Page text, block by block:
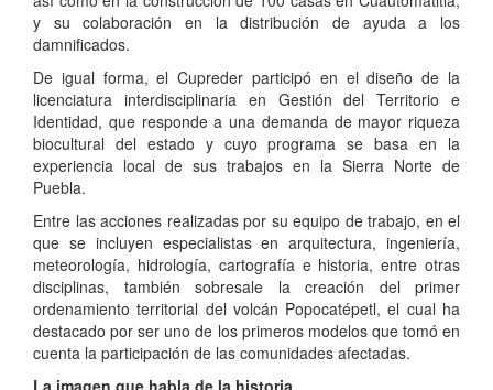
y su colaboración en la distribución de ayuda a los
damnificados.
De igual forma, el Cupreder participó en el diseño de la
licenciatura interdisciplinaria en Gestión del Territorio e
Identidad, que responde a una demanda de mayor riqueza
biocultural del estado y cuyo programa se basa en la
experiencia local de sus trabajos en la Sierra Norte de
Puebla.
Entre las acciones realizadas por su equipo de trabajo, en el
que se incluyen especialistas en arquitectura, ingeniería,
meteorología, hidrología, cartografía e historia, entre otras
disciplinas, también sobresale la creación del primer
ordenamiento territorial del volcán Popocatépetl, el cual ha
destacado por ser uno de los primeros modelos que tomó en
cuenta la participación de las comunidades afectadas.